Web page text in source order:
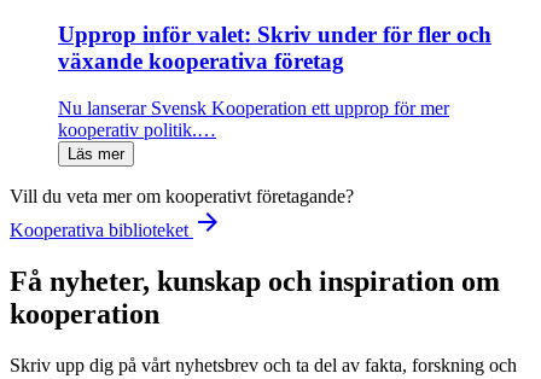
Upprop inför valet: Skriv under för fler och
växande kooperativa företag
Nu lanserar Svensk Kooperation ett upprop för mer
kooperativ politik.…
Läs mer
Vill du veta mer om kooperativt företagande?
Kooperativa biblioteket arrow_forward
Få nyheter, kunskap och inspiration om
kooperation
Skriv upp dig på vårt nyhetsbrev och ta del av fakta, forskning och